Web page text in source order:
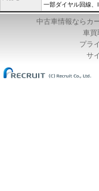
一部ダイヤル回線
中古車情報ならカ
車買
プラ
サ